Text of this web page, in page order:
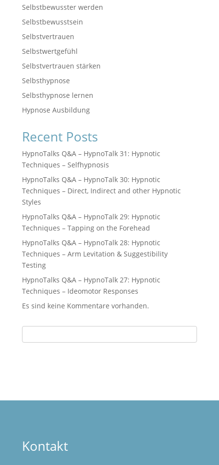
Selbstbewusster werden
Selbstbewusstsein
Selbstvertrauen
Selbstwertgefühl
Selbstvertrauen stärken
Selbsthypnose
Selbsthypnose lernen
Hypnose Ausbildung
Recent Posts
HypnoTalks Q&A – HypnoTalk 31: Hypnotic
Techniques – Selfhypnosis
HypnoTalks Q&A – HypnoTalk 30: Hypnotic
Techniques – Direct, Indirect and other Hypnotic
Styles
HypnoTalks Q&A – HypnoTalk 29: Hypnotic
Techniques – Tapping on the Forehead
HypnoTalks Q&A – HypnoTalk 28: Hypnotic
Techniques – Arm Levitation & Suggestibility
Testing
HypnoTalks Q&A – HypnoTalk 27: Hypnotic
Techniques – Ideomotor Responses
Es sind keine Kommentare vorhanden.
Kontakt